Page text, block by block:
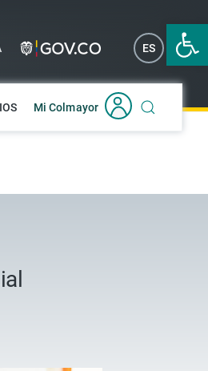
Abrir
ES EN
Mi Colmayor